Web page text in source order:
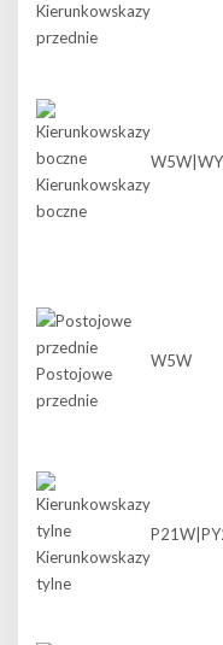
Kierunkowskazy
przednie
Kierunkowskazy
boczne
Postojowe
przednie
W5W
Kierunkowskazy
tylne